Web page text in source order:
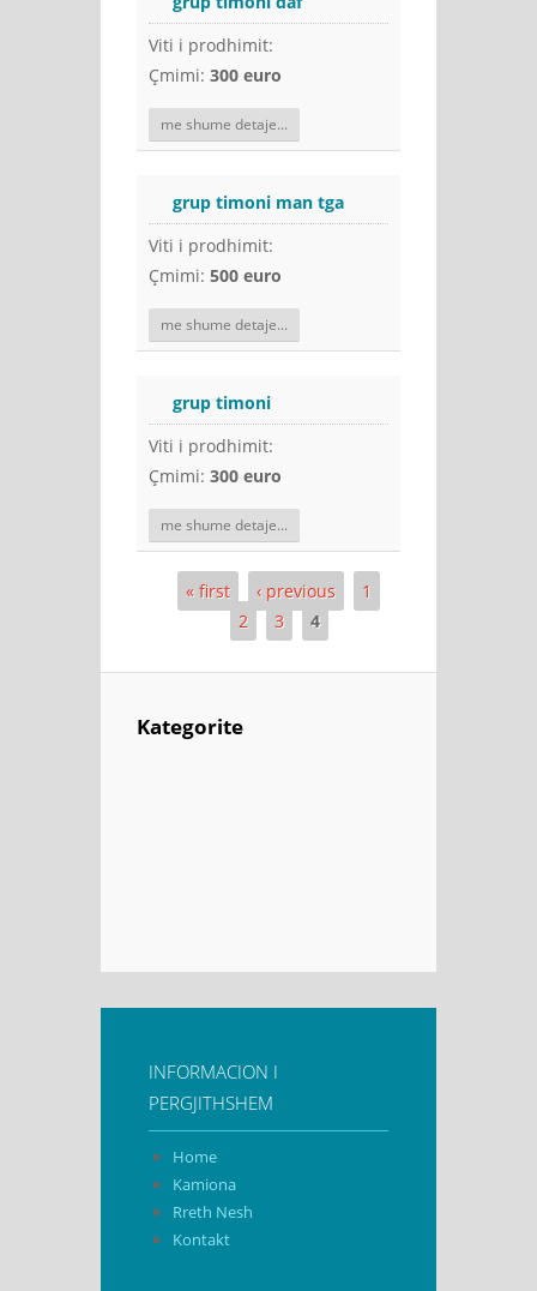
Viti i prodhimit:
Çmimi: 300 euro
me shume detaje...
grup timoni man tga
Viti i prodhimit:
Çmimi: 500 euro
me shume detaje...
grup timoni
Viti i prodhimit:
Çmimi: 300 euro
me shume detaje...
Pages« first ‹ previous
1
2
3 4
Kategorite
INFORMACION I
PERGJITHSHEM
Home
Kamiona
Rreth Nesh
Kontakt